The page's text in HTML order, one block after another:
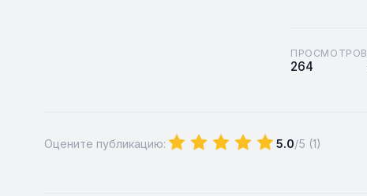
ПРОСМОТРОВ
264
Оцените публикацию: 5.0/5 (1)